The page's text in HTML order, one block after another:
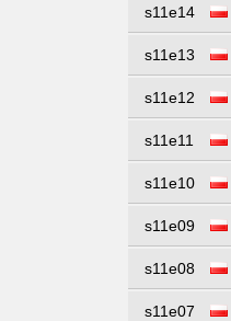
s11e14
s11e13
s11e12
s11e11
s11e10
s11e09
s11e08
s11e07